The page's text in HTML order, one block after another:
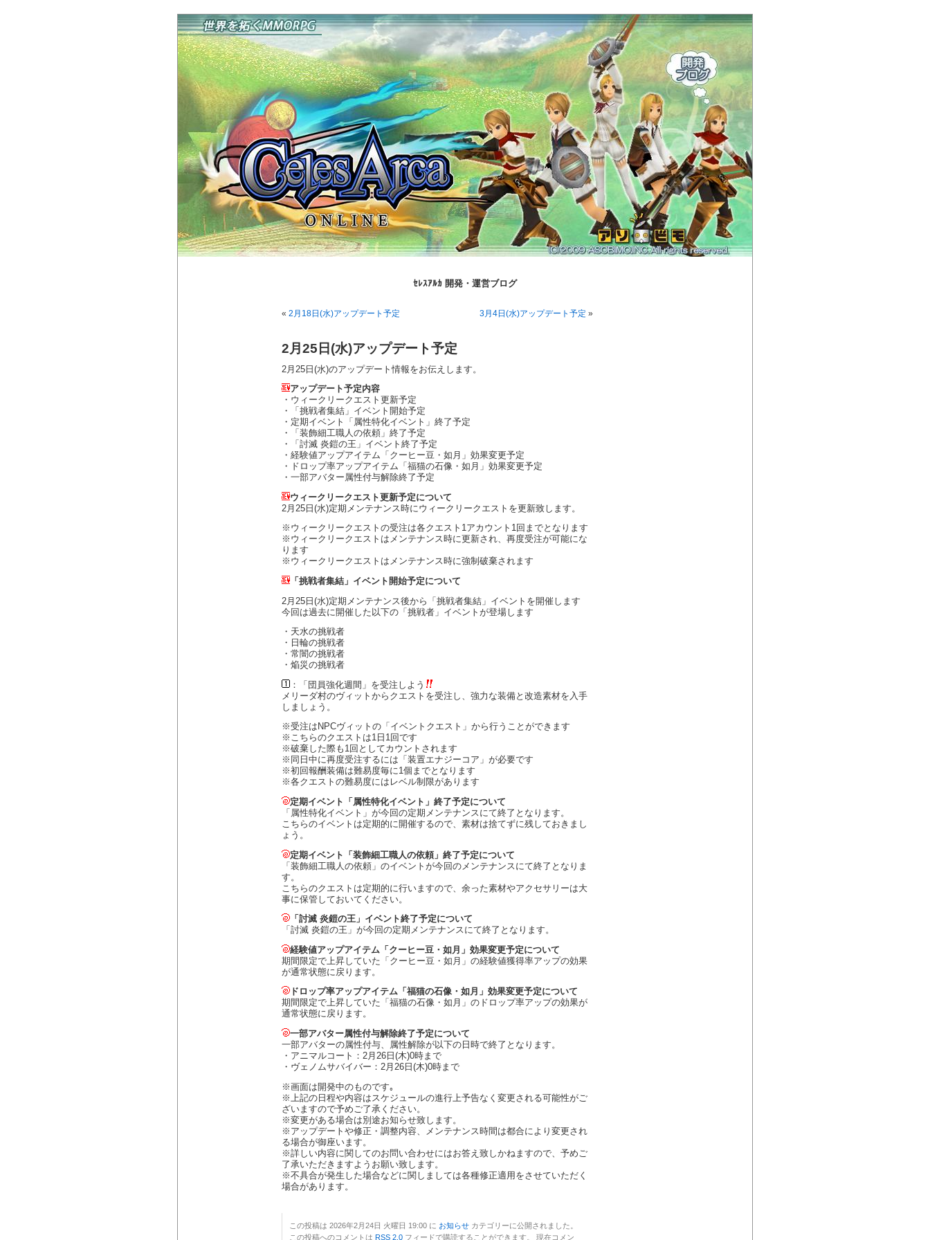
ｾﾚｽｱﾙｶ 開発・運営ブログ
« 2月18日(水)アップデート予定 3月4日(水)アップデート予定 »
2月25日(水)アップデート予定
2月25日(水)のアップデート情報をお伝えします。
アップデート予定内容
・ウィークリークエスト更新予定
・「挑戦者集結」イベント開始予定
・定期イベント「属性特化イベント」終了予定
・「装飾細工職人の依頼」終了予定
・「討滅 炎鎧の王」イベント終了予定
・経験値アップアイテム「クーヒー豆・如月」効果変更予定
・ドロップ率アップアイテム「福猫の石像・如月」効果変更予定
・一部アバター属性付与解除終了予定
ウィークリークエスト更新予定について
2月25日(水)定期メンテナンス時にウィークリークエストを更新致します。
※ウィークリークエストの受注は各クエスト1アカウント1回までとなります
※ウィークリークエストはメンテナンス時に更新され、再度受注が可能にな
ります
※ウィークリークエストはメンテナンス時に強制破棄されます
「挑戦者集結」イベント開始予定について
2月25日(水)定期メンテナンス後から「挑戦者集結」イベントを開催します
今回は過去に開催した以下の「挑戦者」イベントが登場します
・天水の挑戦者
・日輪の挑戦者
・常闇の挑戦者
・焔災の挑戦者
：「団員強化週間」を受注しよう
メリーダ村のヴィットからクエストを受注し、強力な装備と改造素材を入手
しましょう。
※受注はNPCヴィットの「イベントクエスト」から行うことができます
※こちらのクエストは1日1回です
※破棄した際も1回としてカウントされます
※同日中に再度受注するには「装置エナジーコア」が必要です
※初回報酬装備は難易度毎に1個までとなります
※各クエストの難易度にはレベル制限があります
定期イベント「属性特化イベント」終了予定について
「属性特化イベント」が今回の定期メンテナンスにて終了となります。
こちらのイベントは定期的に開催するので、素材は捨てずに残しておきまし
ょう。
定期イベント「装飾細工職人の依頼」終了予定について
「装飾細工職人の依頼」のイベントが今回のメンテナンスにて終了となりま
す。
こちらのクエストは定期的に行いますので、余った素材やアクセサリーは大
事に保管しておいてください。
「討滅 炎鎧の王」イベント終了予定について
「討滅 炎鎧の王」が今回の定期メンテナンスにて終了となります。
経験値アップアイテム「クーヒー豆・如月」効果変更予定について
期間限定で上昇していた「クーヒー豆・如月」の経験値獲得率アップの効果
が通常状態に戻ります。
ドロップ率アップアイテム「福猫の石像・如月」効果変更予定について
期間限定で上昇していた「福猫の石像・如月」のドロップ率アップの効果が
通常状態に戻ります。
一部アバター属性付与解除終了予定について
一部アバターの属性付与、属性解除が以下の日時で終了となります。
・アニマルコート：2月26日(木)0時まで
・ヴェノムサバイバー：2月26日(木)0時まで
※画面は開発中のものです｡
※上記の日程や内容はスケジュールの進行上予告なく変更される可能性がご
ざいますので予めご了承ください。
※変更がある場合は別途お知らせ致します。
※アップデートや修正・調整内容、メンテナンス時間は都合により変更され
る場合が御座います。
※詳しい内容に関してのお問い合わせにはお答え致しかねますので、予めご
了承いただきますようお願い致します。
※不具合が発生した場合などに関しましては各種修正適用をさせていただく
場合があります。
この投稿は 2026年2月24日 火曜日 19:00 に お知らせ カテゴリーに公開されました。
この投稿へのコメントは RSS 2.0 フィードで購読することができます。 現在コメン